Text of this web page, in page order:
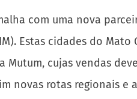
com uma nova
Estas cidades do
cujas vendas
novas rotas regionais e